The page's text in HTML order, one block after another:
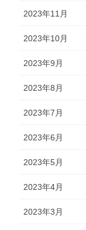
2023年11月
2023年10月
2023年9月
2023年8月
2023年7月
2023年6月
2023年5月
2023年4月
2023年3月